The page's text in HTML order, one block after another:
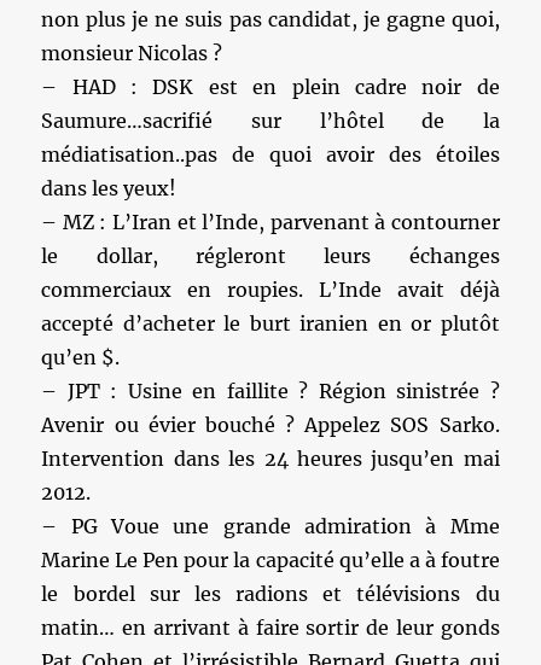
non plus je ne suis pas candidat, je gagne quoi,
monsieur Nicolas ?
– HAD : DSK est en plein cadre noir de
Saumure…sacrifié sur l’hôtel de la
médiatisation..pas de quoi avoir des étoiles
dans les yeux!
– MZ : L’Iran et l’Inde, parvenant à contourner
le dollar, régleront leurs échanges
commerciaux en roupies. L’Inde avait déjà
accepté d’acheter le burt iranien en or plutôt
qu’en $.
– JPT : Usine en faillite ? Région sinistrée ?
Avenir ou évier bouché ? Appelez SOS Sarko.
Intervention dans les 24 heures jusqu’en mai
2012.
– PG Voue une grande admiration à Mme
Marine Le Pen pour la capacité qu’elle a à foutre
le bordel sur les radions et télévisions du
matin… en arrivant à faire sortir de leur gonds